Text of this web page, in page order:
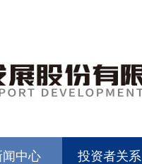
闻中心 投资者关系